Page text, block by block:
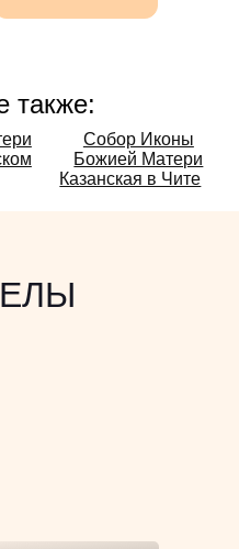
также:
Собор Иконы
Божией Матери
Казанская в Чите